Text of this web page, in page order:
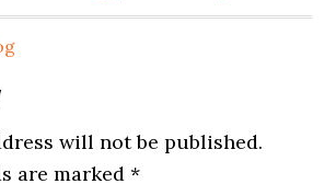
Là gì?
will not be published.
are marked*